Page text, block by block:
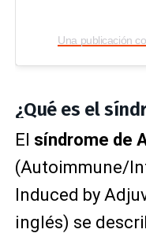
¿Qué es el
El síndrome de
(Autoimmune/
Induced by
inglés) se